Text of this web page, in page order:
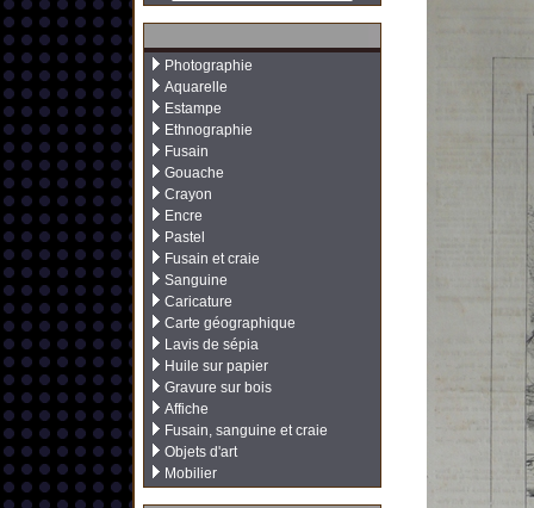
Photographie
Aquarelle
Estampe
Ethnographie
Fusain
Gouache
Crayon
Encre
Pastel
Fusain et craie
Sanguine
Caricature
Carte géographique
Lavis de sépia
Huile sur papier
Gravure sur bois
Affiche
Fusain, sanguine et craie
Objets d'art
Mobilier